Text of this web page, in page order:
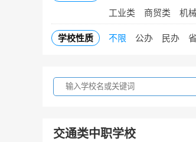
工业类
商贸类 机
学校性质 不限 公办 民办
交通类中职学校